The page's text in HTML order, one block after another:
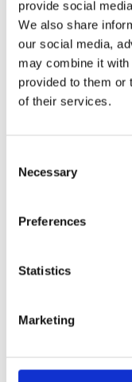
provide social
We also share
our social media,
may combine it with
provided to them or
of their services.
Selection
Necessary
Preferences
Statistics
Marketing
drammaturgia.
dopo un
radiofoniche
e Radio
parlamentare
Conduce inoltre
Motivazione dei
politica – svolta
al servizio
l’avidità e
l’impossibilità